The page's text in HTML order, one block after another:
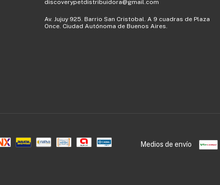
discoverypetdistribuidora@gmail.com
Av. Jujuy 925. Barrio San Cristobal. A 9 cuadras de Plaza
Once. Ciudad Autónoma de Buenos Aires.
Medios de envío